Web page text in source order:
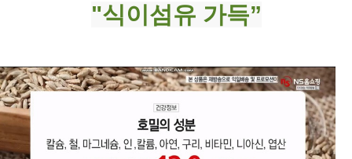
"식이섬유 가득”